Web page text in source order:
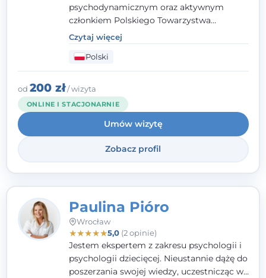
psychodynamicznym oraz aktywnym
członkiem Polskiego Towarzystwa
Psychoterapii Psychodynamicznej
mojej pracy zawodowej kładę duży nacisk
na uważne słuchanie Pacjenta. Interesuje
mnie szczególnie psychoterapia zaburzeń
osobowości, zaburzeń nerwicowych i
lękowych, a także zagadnienia związane z
małżeństwem i rodziną, w tym problemy w
relacjach rodzinnych. Nie specjalizuję się w
uzależnieniach.
Czytaj więcej
Polski
od 200 zł/ wizyta
ONLINE I STACJONARNIE
Umów wizytę
Zobacz profil
Paulina Pióro
Wrocław
★★★★★5,0(2 opinie)
Jestem ekspertem z zakresu psychologii i
psychologii dziecięcej. Nieustannie dążę do
poszerzania swojej wiedzy, uczestnicząc w